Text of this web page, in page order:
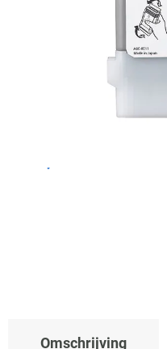
- Ma-Do: voor 15:30
- Za-Zo: maandag
Omschrijving